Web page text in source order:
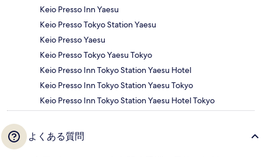
Keio Presso Inn Yaesu
Keio Presso Tokyo Station Yaesu
Keio Presso Yaesu
Keio Presso Tokyo Yaesu Tokyo
Keio Presso Inn Tokyo Station Yaesu Hotel
Keio Presso Inn Tokyo Station Yaesu Tokyo
Keio Presso Inn Tokyo Station Yaesu Hotel Tokyo
よくある質問